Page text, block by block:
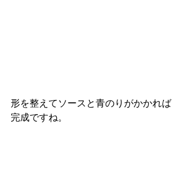
形を整えてソースと青のりがかかれば
完成ですね。